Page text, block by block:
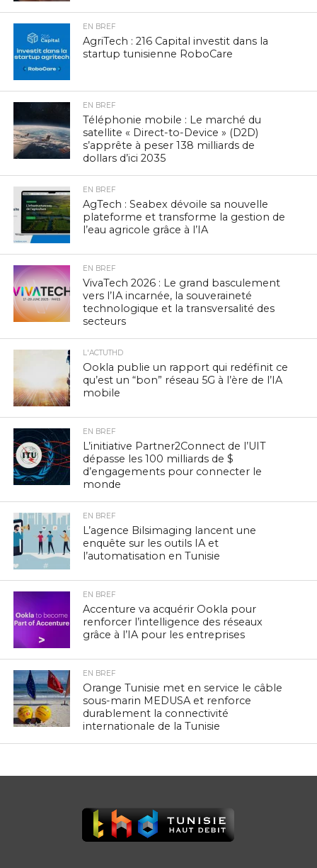
EN BREF
AgriTech : 216 Capital investit dans la
startup tunisienne RoboCare
EN BREF
Téléphonie mobile : Le marché du
satellite « Direct-to-Device » (D2D)
s’apprête à peser 138 milliards de
dollars d’ici 2035
EN BREF
AgTech : Seabex dévoile sa nouvelle
plateforme et transforme la gestion de
l’eau agricole grâce à l’IA
EN BREF
VivaTech 2026 : Le grand basculement
vers l’IA incarnée, la souveraineté
technologique et la transversalité des
secteurs
L'ACTUTHD
Ookla publie un rapport qui redéfinit ce
qu’est un “bon” réseau 5G à l’ère de l’IA
mobile
EN BREF
L’initiative Partner2Connect de l’UIT
dépasse les 100 milliards de $
d’engagements pour connecter le
monde
EN BREF
L’agence Bilsimaging lancent une
enquête sur les outils IA et
l’automatisation en Tunisie
EN BREF
Accenture va acquérir Ookla pour
renforcer l’intelligence des réseaux
grâce à l’IA pour les entreprises
EN BREF
Orange Tunisie met en service le câble
sous-marin MEDUSA et renforce
durablement la connectivité
internationale de la Tunisie